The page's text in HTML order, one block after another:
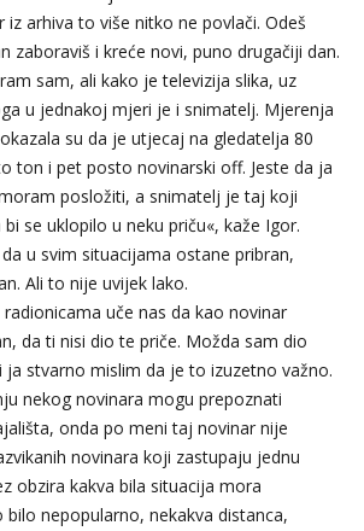
iz arhiva to više nitko ne povlači. Odeš
zaboraviš i kreće novi, puno drugačiji dan.
sam, ali kako je televizija slika, uz
u jednakoj mjeri je i snimatelj. Mjerenja
su da je utjecaj na gledatelja 80
ton i pet posto novinarski off. Jeste da ja
posložiti, a snimatelj je taj koji
se uklopilo u neku priču«, kaže Igor.
u svim situacijama ostane pribran,
Ali to nije uvijek lako.
uče nas da kao novinar
da ti nisi dio te priče. Možda sam dio
ja stvarno mislim da je to izuzetno važno.
nekog novinara mogu prepoznati
onda po meni taj novinar nije
novinara koji zastupaju jednu
obzira kakva bila situacija mora
nepopularno, nekakva distanca,